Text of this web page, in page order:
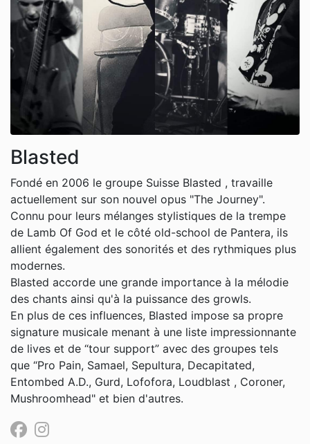
Blasted
Fondé en 2006 le groupe Suisse Blasted , travaille
actuellement sur son nouvel opus "The Journey".
Connu pour leurs mélanges stylistiques de la trempe
de Lamb Of God et le côté old-school de Pantera, ils
allient également des sonorités et des rythmiques plus
modernes.
Blasted accorde une grande importance à la mélodie
des chants ainsi qu'à la puissance des growls.
En plus de ces influences, Blasted impose sa propre
signature musicale menant à une liste impressionnante
de lives et de “tour support” avec des groupes tels
que “Pro Pain, Samael, Sepultura, Decapitated,
Entombed A.D., Gurd, Lofofora, Loudblast , Coroner,
Mushroomhead" et bien d'autres.